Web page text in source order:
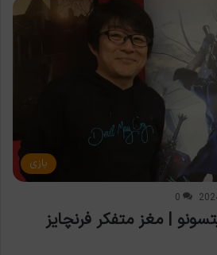
بازی
0
| مغز متفکر فرنچایز